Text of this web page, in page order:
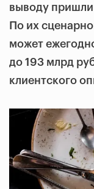
выводу пришли
По их
может
до 193 млрд
клиентского